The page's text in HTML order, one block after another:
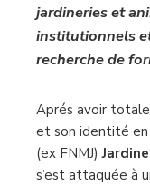
jardineries et
institutionnels
recherche de
Aprés avoir
et son identité
(ex FNMJ)
s’est attaquée à